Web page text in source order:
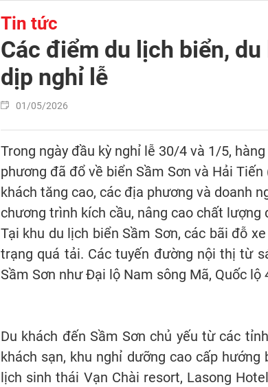
Tin tức
Các điểm du lịch biển,
dịp nghỉ lễ
01/05/2026
Trong ngày đầu kỳ nghỉ lễ 30/4 và 1/5,
phương đã đổ về biển Sầm Sơn và Hải
khách tăng cao, các địa phương và doanh
chương trình kích cầu, nâng cao chất lượng
Tại khu du lịch biển Sầm Sơn, các bãi đỗ
trạng quá tải. Các tuyến đường nội thị từ
Sầm Sơn như Đại lộ Nam sông Mã, Quốc
Du khách đến Sầm Sơn chủ yếu từ các
khách sạn, khu nghỉ dưỡng cao cấp
lịch sinh thái Vạn Chài resort, Lasong